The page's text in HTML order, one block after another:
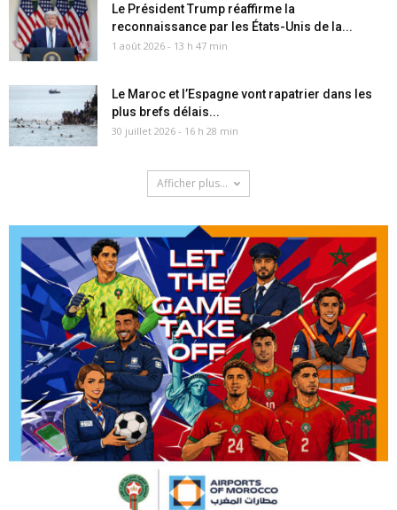
Le Président Trump réaffirme la
reconnaissance par les États-Unis de la...
1 août 2026 - 13 h 47 min
Le Maroc et l’Espagne vont rapatrier dans les
plus brefs délais...
30 juillet 2026 - 16 h 28 min
Afficher plus...